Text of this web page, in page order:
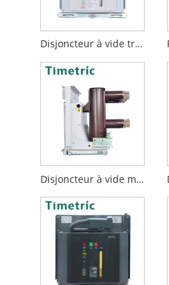
Disjoncteur à vide triphasé 1250A
Disjoncteur à vide monté à l'avant